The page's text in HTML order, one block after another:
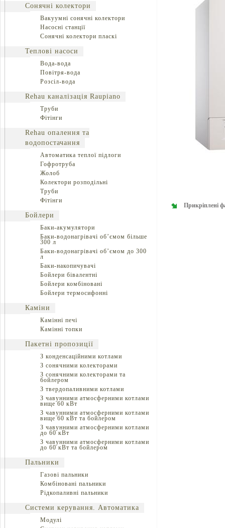
Сонячні колектори
Вакуумні сонячні колектори
Насосні станції
Сонячні колектори пласкі
Теплові насоси
Вода-вода
Повітря-вода
Розсіл-вода
Rehau каналізація Raupiano
Труби
Фітінги
Rehau опалення та
водопостачання
Автоматика теплої підлоги
Гофротруба
Жолоб
Колектори розподільні
Труби
Фітінги
Бойлери
Баки-акумулятори
Баки-водонагрівачі об’ємом більше
300 л
Баки-водонагрівачі об’ємом до 300
л
Баки-накопичувачі
Бойлери бівалентні
Бойлери комбіновані
Бойлери термосифонні
Каміни
Камінні печі
Камінні топки
Пакетні пропозиції
З конденсаційними котлами
З сонячними колекторами
З сонячними колекторами та
бойлером
З твердопаливними котлами
З чавунними атмосферними котлами
вище 60 кВт
З чавунними атмосферними котлами
вище 60 кВт та бойлером
З чавунними атмосферними котлами
до 60 кВт
З чавунними атмосферними котлами
до 60 кВт та бойлером
Пальники
Газові пальники
Комбіновані пальники
Рідкопаливні пальники
Системи керування. Автоматика
Модулі
Прикріплені